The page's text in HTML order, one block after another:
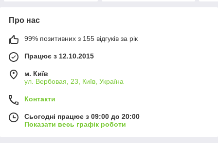
Про нас
99% позитивних з 155 відгуків за рік
Працює з 12.10.2015
м. Київ
ул. Вербовая, 23, Київ, Україна
Контакти
Сьогодні працює з 09:00 до 20:00
Показати весь графік роботи